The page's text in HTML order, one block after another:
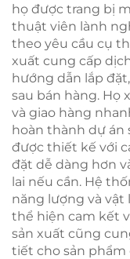
họ được trang bị
thuật viên lành
theo yêu cầu cụ
xuất cung cấp
hướng dẫn lắp
sau bán hàng. Họ
và giao hàng
hoàn thành dự án
được thiết kế với
đặt dễ dàng hơn
lai nếu cần. Hệ
năng lượng và
thể hiện cam kết
sản xuất cũng
tiết cho sản phẩm